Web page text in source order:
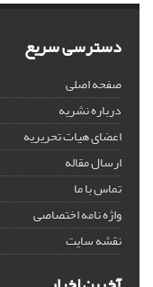
دسترسی سریع
صفحه اصلی
درباره نشریه
اعضای هیات تحریریه
ارسال مقاله
تماس با ما
واژه نامه اختصاصی
نقشه سایت